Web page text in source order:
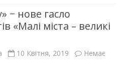
− нове гасло
«Малі міста – великі
10 Квітня, 2019
Немає